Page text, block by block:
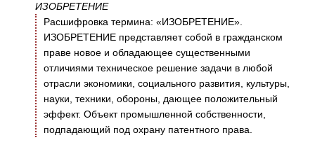
ИЗОБРЕТЕНИЕ
Расшифровка термина: «ИЗОБРЕТЕНИЕ».
ИЗОБРЕТЕНИЕ представляет собой в гражданском
праве новое и обладающее существенными
отличиями техническое решение задачи в любой
отрасли экономики, социального развития, культуры,
науки, техники, обороны, дающее положительный
эффект. Объект промышленной собственности,
подпадающий под охрану патентного права.